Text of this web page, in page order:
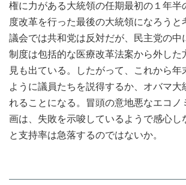
権に力がある大統領の任期最初の１年半
度改革を行った最後の大統領になろうと
議会では共和党は反対だが、民主党の中
制度は包括的な医療改革法案から外した
見も出ている。したがって、これから年
ように議員たちを説得するか、オバマ大
れることになる。冒頭の意地悪なエコノ
画は、失敗を示唆しているようで感心し
と支持率は急落するのではないか。